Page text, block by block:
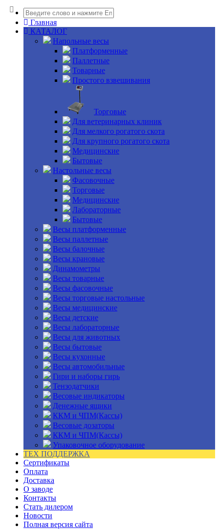
Главная
КАТАЛОГ
Напольные весы
Платформенные
Паллетные
Товарные
Простого взвешивания
Торговые
Для ветеринарных клиник
Для мелкого рогатого скота
Для крупного рогатого скота
Медицинские
Бытовые
Настольные весы
Фасовочные
Торговые
Медицинские
Лабораторные
Бытовые
Весы платформенные
Весы паллетные
Весы балочные
Весы крановые
Динамометры
Весы товарные
Весы фасовочные
Весы торговые настольные
Весы медицинские
Весы детские
Весы лабораторные
Весы для животных
Весы бытовые
Весы кухонные
Весы автомобильные
Гири и наборы гирь
Тензодатчики
Весовые индикаторы
Денежные ящики
ККМ и ЧПМ(Кассы)
Весовые дозаторы
ККМ и ЧПМ(Кассы)
Упаковочное оборудование
ТЕХ ПОДДЕРЖКА
Сертификаты
Оплата
Доставка
О заводе
Контакты
Стать дилером
Новости
Полная версия сайта